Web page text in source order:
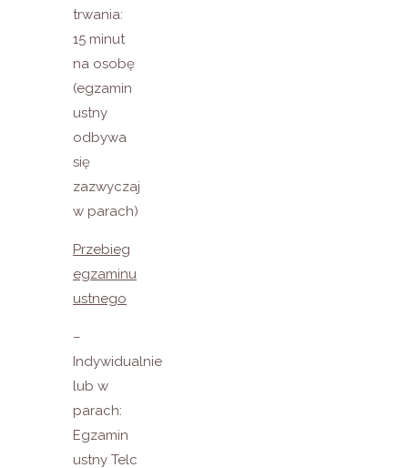
trwania:
15 minut
na osobę
(egzamin
ustny
odbywa
się
zazwyczaj
w parach)
Przebieg
egzaminu
ustnego
–
Indywidualnie
lub w
parach:
Egzamin
ustny Telc